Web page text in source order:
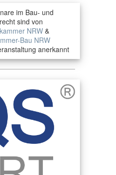
im Bau- und
sind von
NRW&
Bau NRW
anerkannt